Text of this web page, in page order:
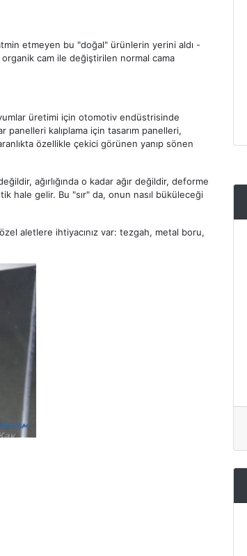
etmeyen bu "doğal" ürünlerin yerini aldı -
cam ile değiştirilen normal cama
üretimi için otomotiv endüstrisinde
panelleri kalıplama için tasarım panelleri,
özellikle çekici görünen yanıp sönen
ağırlığında o kadar ağır değildir, deforme
hale gelir. Bu "sır" da, onun nasıl büküleceği
aletlere ihtiyacınız var: tezgah, metal boru,